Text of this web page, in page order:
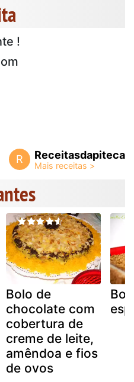
!
R Receitasdapiteca
Bolo de
chocolate com
cobertura de
creme de leite,
amêndoa e fios
de ovos